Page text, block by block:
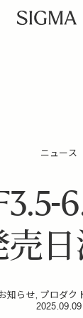
ニュース
知らせ, プロダク
2025.09.09